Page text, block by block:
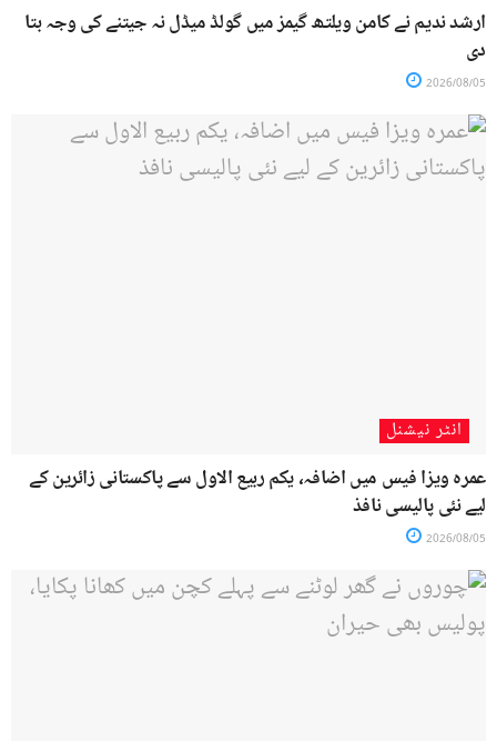
ارشد ندیم نے کامن ویلتھ گیمز میں گولڈ میڈل نہ جیتنے کی وجہ بتا
دی
2026/08/05
انٹر نیشنل
عمرہ ویزا فیس میں اضافہ، یکم ربیع الاول سے پاکستانی زائرین کے
لیے نئی پالیسی نافذ
2026/08/05